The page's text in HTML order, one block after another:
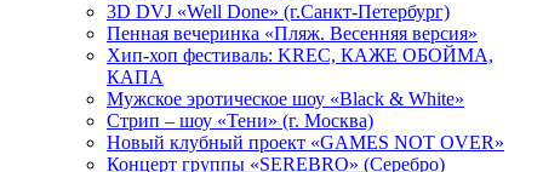
3D DVJ «Well Done» (г.Санкт-Петербург)
Пенная вечеринка «Пляж. Весенняя версия»
Хип-хоп фестиваль: KREC, КАЖЕ ОБОЙМА,
КАПА
Мужское эротическое шоу «Black & White»
Стрип – шоу «Тени» (г. Москва)
Новый клубный проект «GAMES NOT OVER»
Концерт группы «SEREBRO» (Серебро)